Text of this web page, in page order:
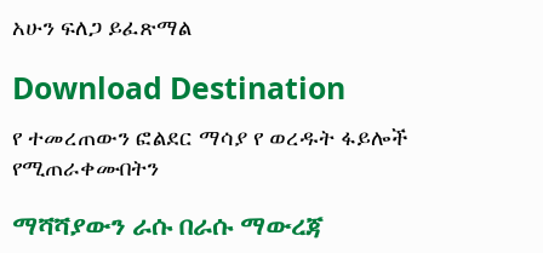
አሁን ፍለጋ ይፈጽማል
Download Destination
የ ተመረጠውን ፎልደር ማሳያ የ ወረዱት ፋይሎች
የሚጠራቀሙበትን
ማሻሻያውን ራሱ በራሱ ማውረጃ